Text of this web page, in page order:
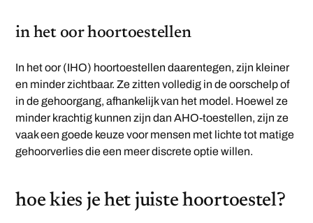
in het oor hoortoestellen
In het oor (IHO) hoortoestellen daarentegen, zijn kleiner
en minder zichtbaar. Ze zitten volledig in de oorschelp of
in de gehoorgang, afhankelijk van het model. Hoewel ze
minder krachtig kunnen zijn dan AHO-toestellen, zijn ze
vaak een goede keuze voor mensen met lichte tot matige
gehoorverlies die een meer discrete optie willen.
hoe kies je het juiste hoortoestel?